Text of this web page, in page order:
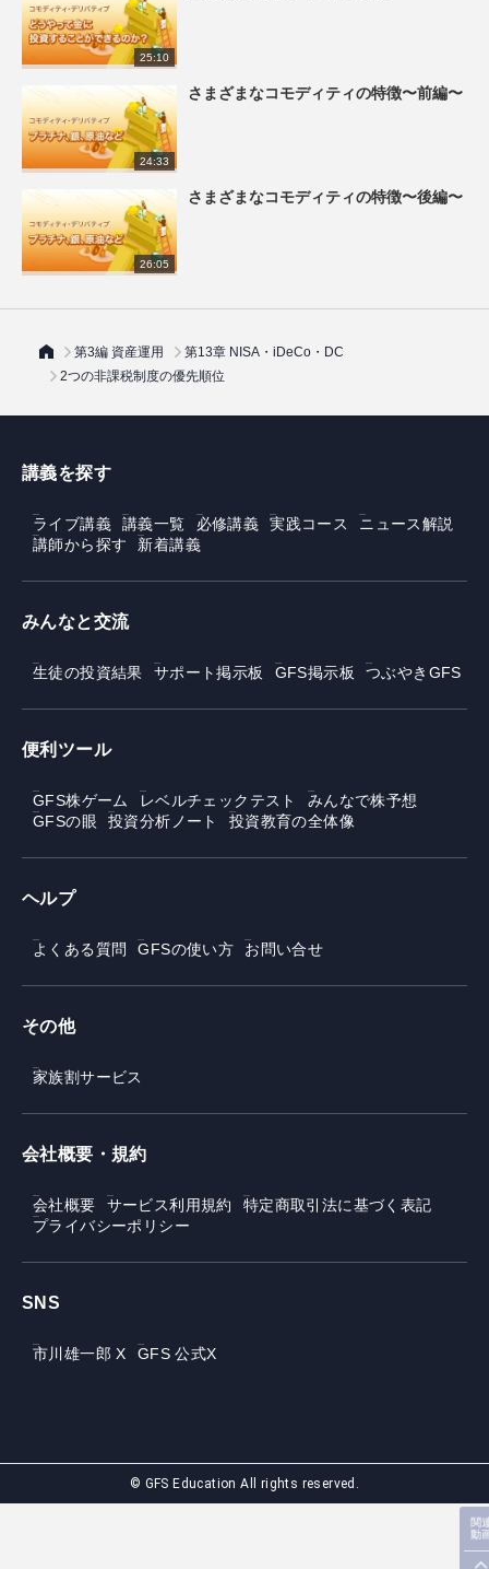
関
動
25:10
24:33
さまざまなコモディティの特徴〜前編〜
26:05
さまざまなコモディティの特徴〜後編〜
第3編 資産運用
第13章 NISA・iDeCo・DC
2つの非課税制度の優先順位
講義を探す
ライブ講義 講義一覧 必修講義 実践コース
ニュース解説
講師から探す
新着講義
みんなと交流
生徒の投資結果 サポート掲示板 GFS掲示板 つぶやきGFS
便利ツール
GFS株ゲーム レベルチェックテスト
みんなで株予想
GFSの眼
投資分析ノート 投資教育の全体像
ヘルプ
よくある質問 GFSの使い方 お問い合せ
その他
家族割サービス
会社概要・規約
会社概要 サービス利用規約
特定商取引法に基づく表記
プライバシーポリシー
SNS
市川雄一郎 X GFS 公式X
© GFS Education All rights reserved.